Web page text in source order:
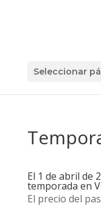
Seleccionar
El 1 de abril de
temporada en
El precio del